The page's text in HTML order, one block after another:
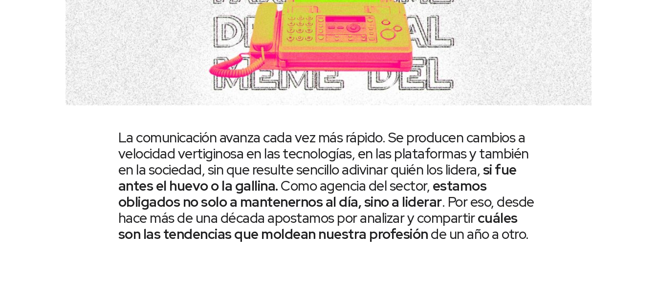
La comunicación avanza cada vez más rápido. Se producen cambios a
velocidad vertiginosa en las tecnologías, en las plataformas y también
en la sociedad, sin que resulte sencillo adivinar quién los lidera,si fue
antes el huevo o la gallina.Como agencia del sector, estamos
obligados no solo a mantenernos al día, sino a liderar. Por eso, desde
hace más de una década apostamos por analizar y compartircuáles
son las tendencias que moldean nuestra profesiónde un año a otro.